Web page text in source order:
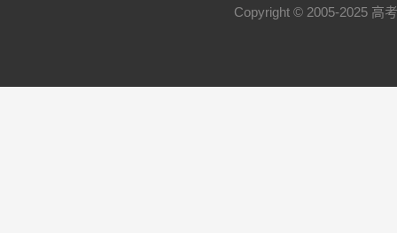
Copyright © 2005-2025 高